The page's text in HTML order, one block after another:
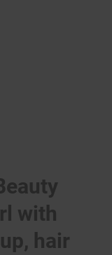
with
hair